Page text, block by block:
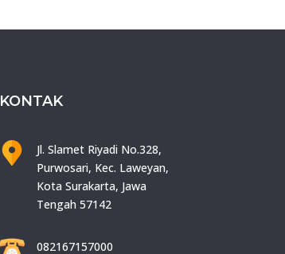
KONTAK
Jl. Slamet Riyadi No.328,
Purwosari, Kec. Laweyan,
Kota Surakarta, Jawa
Tengah 57142
082167157000